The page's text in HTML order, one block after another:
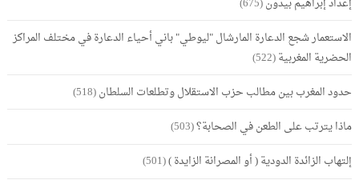
الاستعمار شجع الدعارة المارشال "ليوطي" باني أحياء الدعارة في مختلف المراكز
الحضرية المغربية(522)
حدود المغرب بين مطالب حزب الاستقلال وتطلعات السلطان(518)
ماذا يترتب على الطعن في الصحابة؟(503)
إلتهاب الزائدة الدودية ( أو المصرانة الزايدة )(501)